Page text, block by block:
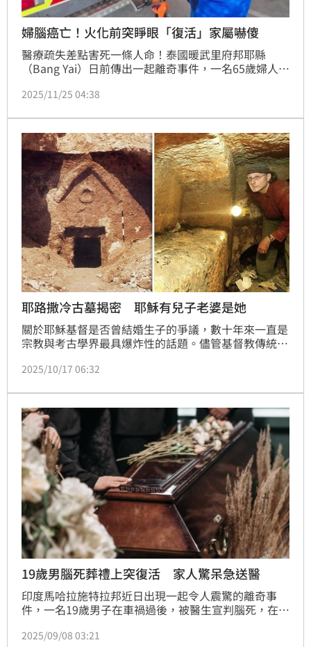
婦腦癌亡！火化前突睜眼「復活」家屬嚇傻
醫療疏失差點害死一條人命！泰國暖武里府邦耶縣
（Bang Yai）日前傳出一起離奇事件，一名65歲婦人被
廟進行各種儀式；豈料，火化前婦人突然睜開眼睛和微
被送回醫院，警方也介入調查，釐清是否醫院判斷有
誤。
2025/11/25 04:38
耶路撒冷古墓揭密 耶穌有兒子老婆是她
關於耶穌基督是否曾結婚生子的爭議，數十年來一直是
宗教與考古學界最具爆炸性的話題。儘管基督教傳統堅
塔爾皮奧特（Talpiot）的古老墓穴，卻不斷以出土文
2025/10/17 06:32
19歲男腦死葬禮上突復活 家人驚呆急送醫
印度馬哈拉施特拉邦近日出現一起令人震驚的離奇事
件，一名19歲男子在車禍過後，被醫生宣判腦死，在家
親友都非常震驚。目前他已被重新送往醫院，並透過呼
2025/09/08 03:21